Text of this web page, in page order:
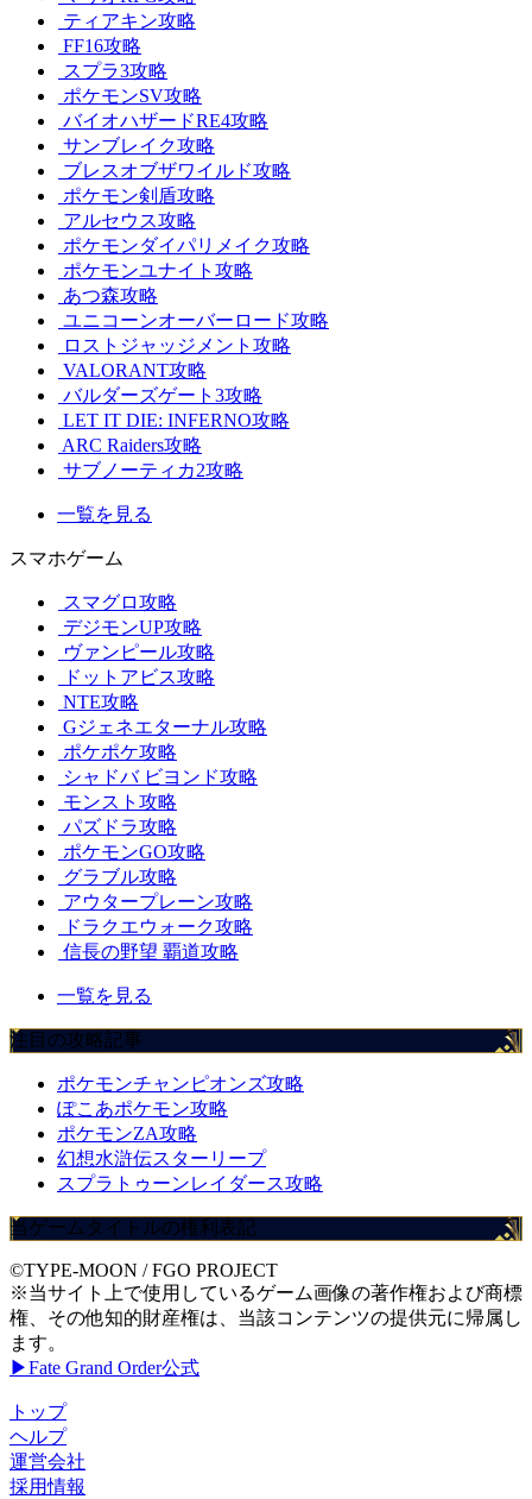
ティアキン攻略
FF16攻略
スプラ3攻略
ポケモンSV攻略
バイオハザードRE4攻略
サンブレイク攻略
ブレスオブザワイルド攻略
ポケモン剣盾攻略
アルセウス攻略
ポケモンダイパリメイク攻略
ポケモンユナイト攻略
あつ森攻略
ユニコーンオーバーロード攻略
ロストジャッジメント攻略
VALORANT攻略
バルダーズゲート3攻略
LET IT DIE: INFERNO攻略
ARC Raiders攻略
サブノーティカ2攻略
一覧を見る
スマホゲーム
スマグロ攻略
デジモンUP攻略
ヴァンピール攻略
ドットアビス攻略
NTE攻略
Gジェネエターナル攻略
ポケポケ攻略
シャドバ ビヨンド攻略
モンスト攻略
パズドラ攻略
ポケモンGO攻略
グラブル攻略
アウタープレーン攻略
ドラクエウォーク攻略
信長の野望 覇道攻略
一覧を見る
注目の攻略記事
ポケモンチャンピオンズ攻略
ぽこあポケモン攻略
ポケモンZA攻略
幻想水滸伝スターリープ
スプラトゥーンレイダース攻略
当ゲームタイトルの権利表記
©TYPE-MOON / FGO PROJECT
※当サイト上で使用しているゲーム画像の著作権および商標
権、その他知的財産権は、当該コンテンツの提供元に帰属し
ます。
▶Fate Grand Order公式
トップ
ヘルプ
運営会社
採用情報